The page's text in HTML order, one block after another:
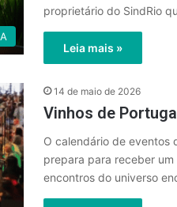
proprietário do SindRio
Leia mais »
14 de maio de 2026
Vinhos de
O calendário de eventos
prepara para receber
encontros do universo